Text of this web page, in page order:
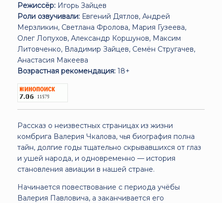
Режиссёр: Игорь Зайцев
Роли озвучивали: Евгений Дятлов, Андрей
Мерзликин, Светлана Фролова, Мария Гузеева,
Олег Лопухов, Александр Коршунов, Максим
Литовченко, Владимир Зайцев, Семён Стругачев,
Анастасия Макеева
Возрастная рекомендация: 18+
Рассказ о неизвестных страницах из жизни
комбрига Валерия Чкалова, чья биография полна
тайн, долгие годы тщательно скрывавшихся от глаз
и ушей народа, и одновременно — история
становления авиации в нашей стране.
Начинается повествование с периода учёбы
Валерия Павловича, а заканчивается его